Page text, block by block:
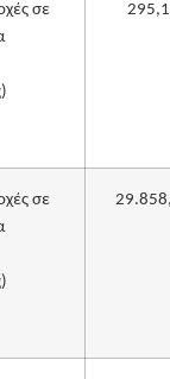
σε
σε